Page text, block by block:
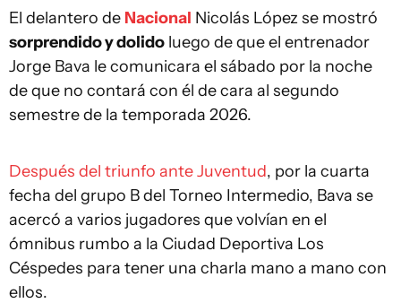
El delantero de Nacional Nicolás López se mostró
sorprendido y dolido luego de que el entrenador
Jorge Bava le comunicara el sábado por la noche
de que no contará con él de cara al segundo
semestre de la temporada 2026.
Después del triunfo ante Juventud, por la cuarta
fecha del grupo B del Torneo Intermedio, Bava se
acercó a varios jugadores que volvían en el
ómnibus rumbo a la Ciudad Deportiva Los
Céspedes para tener una charla mano a mano con
ellos.